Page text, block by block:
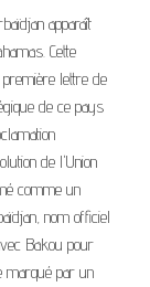
apparaît
Cette
lettre de
de ce pays
de l'Union
comme un
nom officiel
Bakou pour
marqué par un